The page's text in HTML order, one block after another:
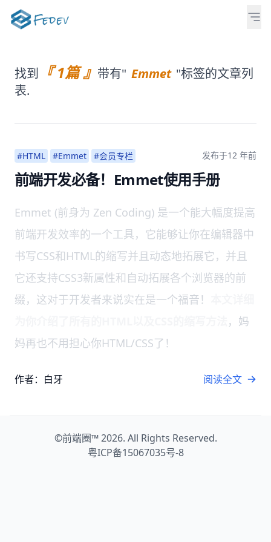
找到 『 1篇 』 带有" Emmet "标签的文章列
表.
#HTML #Emmet #会员专栏 发布于12 年前
前端开发必备！Emmet使用手册
Emmet (前身为 Zen Coding) 是一个能大幅度提高
前端开发效率的一个工具，它能够让你在编辑器中
书写CSS和HTML的缩写并且动态地拓展它，并且
它还支持CSS3新属性和自动拓展各个浏览器的前
缀，这对于开发者来说实在是一个福音！
，妈
妈再也不用担心你HTML/CSS了！
作者：白牙 阅读全文
©前端圈™2026. All Rights Reserved.
粤ICP备15067035号-8